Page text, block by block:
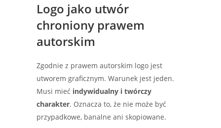
Logo jako utwór
chroniony prawem
autorskim
Zgodnie z prawem autorskim logo jest
utworem graficznym. Warunek jest jeden.
Musi mieć indywidualny i twórczy
charakter. Oznacza to, że nie może być
przypadkowe, banalne ani skopiowane.